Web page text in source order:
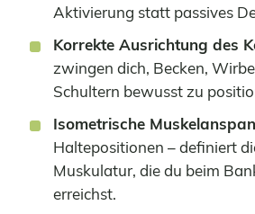
Aktivierung statt passives
Korrekte Ausrichtung des
zwingen dich, Becken,
Schultern bewusst zu
Isometrische
Haltepositionen – definiert
Muskulatur, die du beim
erreichst.